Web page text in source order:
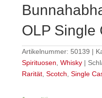
OLP Single
Artikelnummer: 50139
Spirituosen Whisky
Rarität, Scotch Single